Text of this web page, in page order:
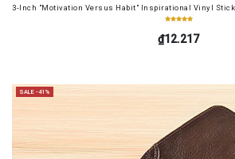
3-Inch "Motivation Versus Habit" Inspirational Vinyl
₫12.217
SALE -41%